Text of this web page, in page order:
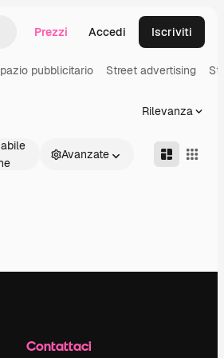
immagine
Prezzi Accedi Iscriviti
pubblicitario Street advertising
Rilevanza
Avanzate
Contattaci